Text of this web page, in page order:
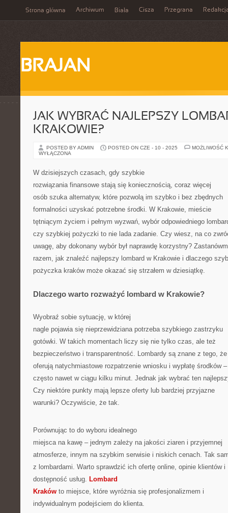
Strona główna Archiwum Biała Cisza Przegrana
BRAJAN
JAK WYBRAĆ NAJLEPSZY
KRAKOWIE?
POSTED BY ADMIN POSTED ON CZE - 10 - 2025
MOŻLIWOŚĆ
WYŁĄCZONA
W dzisiejszych czasach, gdy szybkie
rozwiązania finansowe stają się koniecznością, coraz więcej
osób szuka alternatyw, które pozwolą im szybko i bez zbędnych
formalności uzyskać potrzebne środki. W Krakowie, mieście
tętniącym życiem i pełnym wyzwań, wybór odpowiedniego
czy szybkiej pożyczki to nie lada zadanie. Czy wiesz, na co
uwagę, aby dokonany wybór był naprawdę korzystny?
razem, jak znaleźć najlepszy lombard w Krakowie i dlaczego
pożyczka kraków może okazać się strzałem w dziesiątkę.
Dlaczego warto rozważyć lombard w Krakowie?
Wyobraź sobie sytuację, w której
nagle pojawia się nieprzewidziana potrzeba szybkiego zastrzyku
gotówki. W takich momentach liczy się nie tylko czas, ale też
bezpieczeństwo i transparentność. Lombardy są znane z tego, że
oferują natychmiastowe rozpatrzenie wniosku i wypłatę środków –
często nawet w ciągu kilku minut. Jednak jak wybrać ten
Czy niektóre punkty mają lepsze oferty lub bardziej przyjazne
warunki? Oczywiście, że tak.
Porównując to do wyboru idealnego
miejsca na kawę – jednym zależy na jakości ziaren i przyjemnej
atmosferze, innym na szybkim serwisie i niskich cenach. Tak
z lombardami. Warto sprawdzić ich ofertę online, opinie klientów i
dostępność usług. Lombard
Kraków to miejsce, które wyróżnia się profesjonalizmem i
indywidualnym podejściem do klienta.